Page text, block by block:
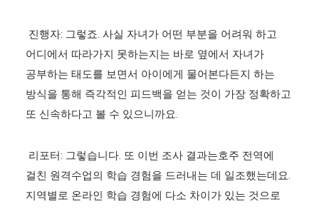
진행자: 그렇죠. 사실 자녀가 어떤 부분을 어려워 하고
어디에서 따라가지 못하는지는 바로 옆에서 자녀가
공부하는 태도를 보면서 아이에게 물어본다든지 하는
방식을 통해 즉각적인 피드백을 얻는 것이 가장 정확하고
또 신속하다고 볼 수 있으니까요.
리포터: 그렇습니다. 또 이번 조사 결과는호주 전역에
걸친 원격수업의 학습 경험을 드러내는 데 일조했는데요.
지역별로 온라인 학습 경험에 다소 차이가 있는 것으로